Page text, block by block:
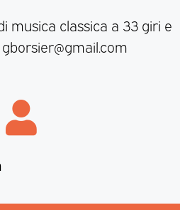
musica classica a 33 giri e